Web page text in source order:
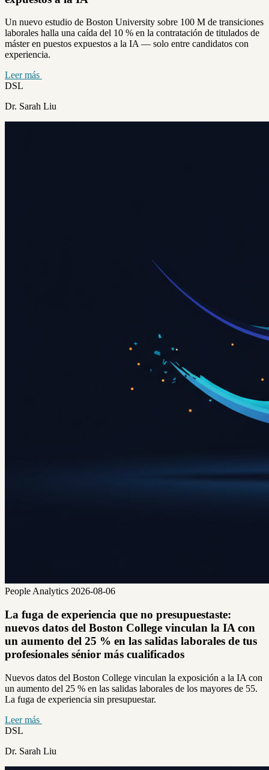
Un nuevo estudio de Boston University sobre 100 M de transiciones
laborales halla una caída del 10 % en la contratación de titulados de
máster en puestos expuestos a la IA — solo entre candidatos con
experiencia.
Leer más
DSL
Dr. Sarah Liu
People Analytics 2026-08-06
La fuga de experiencia que no presupuestaste:
nuevos datos del Boston College vinculan la IA con
un aumento del 25 % en las salidas laborales de tus
profesionales sénior más cualificados
Nuevos datos del Boston College vinculan la exposición a la IA con
un aumento del 25 % en las salidas laborales de los mayores de 55.
La fuga de experiencia sin presupuestar.
Leer más
DSL
Dr. Sarah Liu